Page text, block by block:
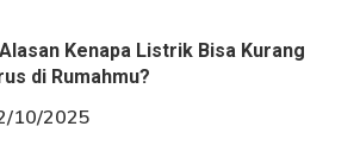
Kenapa Listrik Bisa Kurang
di Rumahmu?
10/2025